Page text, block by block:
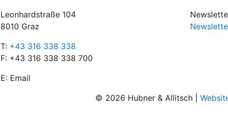
Leonhardstraße 104
8010 Graz
T: +43 316 338 338
F: +43 316 338 338 700
E: Email
© 2026 Hubner & Allitsch |